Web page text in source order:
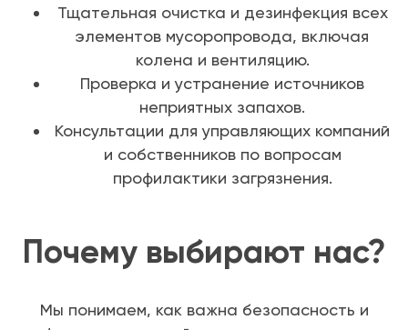
Тщательная очистка и дезинфекция всех
элементов мусоропровода, включая
колена и вентиляцию.
Проверка и устранение источников
неприятных запахов.
Консультации для управляющих компаний
и собственников по вопросам
профилактики загрязнения.
Почему выбирают нас?
Мы понимаем, как важна безопасность и